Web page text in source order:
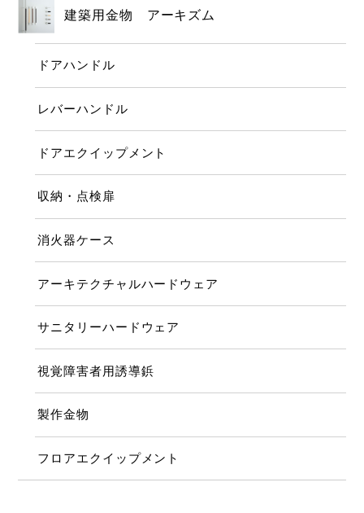
建築用金物 アーキズム
ドアハンドル
レバーハンドル
ドアエクイップメント
収納・点検扉
消火器ケース
アーキテクチャルハードウェア
サニタリーハードウェア
視覚障害者用誘導鋲
製作金物
フロアエクイップメント